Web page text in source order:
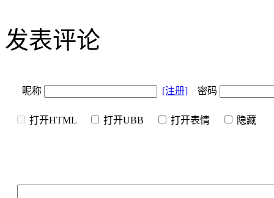
发表评论
昵称 [注册] 密码
打开HTML 打开UBB 打开表情 隐